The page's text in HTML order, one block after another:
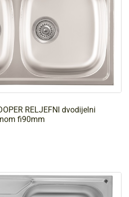
RELJEFNI dvodijelni
fi90mm